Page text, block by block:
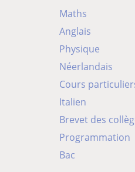
Maths
Anglais
Physique
Néerlandais
Cours
Italien
Brevet des
Programmation
Bac